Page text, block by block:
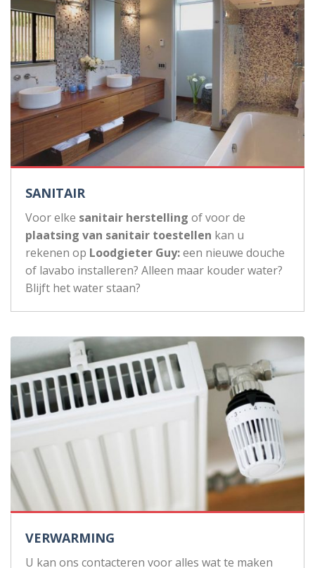
SANITAIR
Voor elke sanitair herstelling of voor de
plaatsing van sanitair toestellen kan u
rekenen op Loodgieter Guy:een nieuwe douche
of lavabo installeren? Alleen maar kouder water?
Blijft het water staan?
VERWARMING
U kan ons contacteren voor alles wat te maken